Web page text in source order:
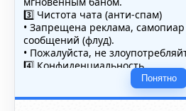
3️⃣ Чистота чата (анти-спам)
• Запрещена реклама,
сообщений (флуд).
• Пожалуйста, не
4️⃣ Конфиденциальность
• Не публикуйте личные
(телефоны, адреса, документы).
5️⃣ Уместность контента
Понятно